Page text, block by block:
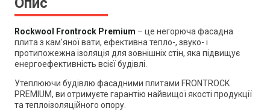
Rockwool Frontrock Premium – це негорюча фасадна
плита з кам'яної вати, ефективна тепло-, звуко- і
протипожежна ізоляція для зовнішніх стін, яка підвищує
енергоефективність всієї будівлі.
Утеплюючи будівлю фасадними плитами FRONTROCK
PREMIUM, ви отримуєте гарантію найвищої якості продукції
та теплоізоляційного опору.